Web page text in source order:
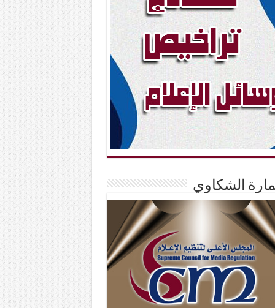
الشكاوي